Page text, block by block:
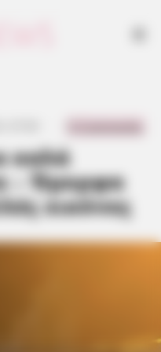
καλά
– Όμορφα
εικόνες